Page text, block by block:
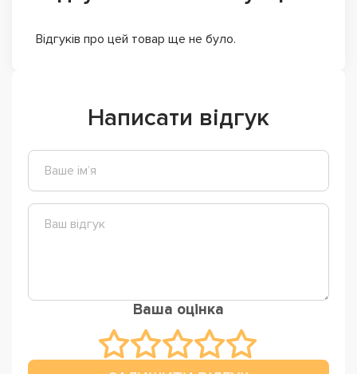
Відгуків про цей товар ще не було.
Написати відгук
Ваша оцінка